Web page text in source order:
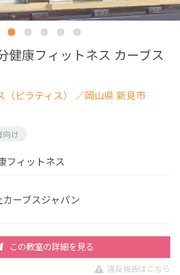
健康フィットネス カーブス
ピラティス） ／岡山県 新見市
向け
フィットネス
ーブスジャパン
この教室の詳細を見る
違反報告はこちら